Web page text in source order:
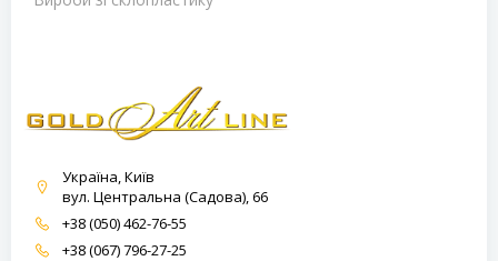
Україна, Київ
вул. Центральна (Садова), 66
+38 (050) 462-76-55
+38 (067) 796-27-25